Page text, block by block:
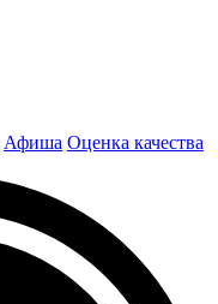
Афиша Оценка качества